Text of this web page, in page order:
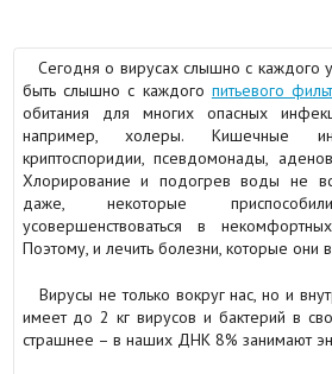
Сегодня о вирусах слышно с каждого
быть слышно с каждого питьевого
обитания для многих опасных
например, холеры. Кишечные
криптоспоридии, псевдомонады,
Хлорирование и подогрев воды не
даже, некоторые
усовершенствоваться в
Поэтому, и лечить болезни, которые они
Вирусы не только вокруг нас, но и
имеет до 2 кг вирусов и бактерий в
страшнее – в наших ДНК 8% занимают